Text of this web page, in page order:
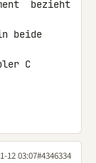
bezieht
beide
C
12 03:07#4346334